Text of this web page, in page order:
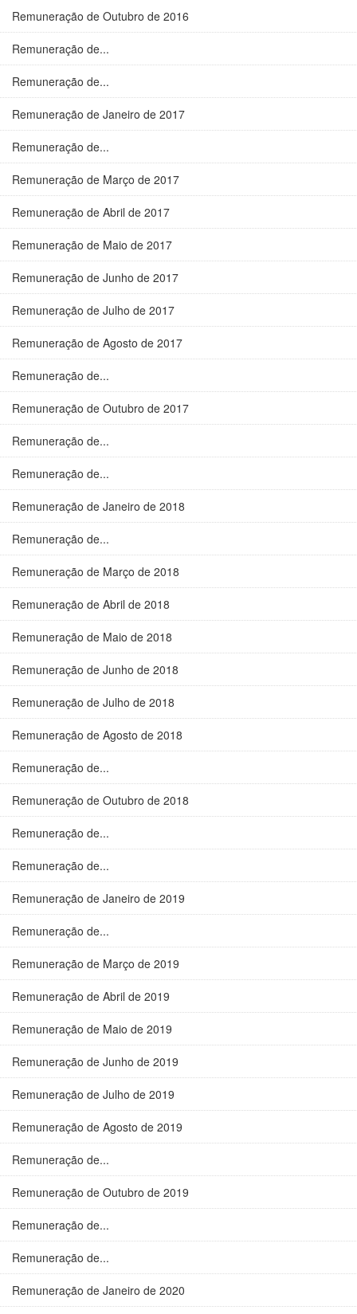
Remuneração de Outubro de 2016
Remuneração de...
Remuneração de...
Remuneração de Janeiro de 2017
Remuneração de...
Remuneração de Março de 2017
Remuneração de Abril de 2017
Remuneração de Maio de 2017
Remuneração de Junho de 2017
Remuneração de Julho de 2017
Remuneração de Agosto de 2017
Remuneração de...
Remuneração de Outubro de 2017
Remuneração de...
Remuneração de...
Remuneração de Janeiro de 2018
Remuneração de...
Remuneração de Março de 2018
Remuneração de Abril de 2018
Remuneração de Maio de 2018
Remuneração de Junho de 2018
Remuneração de Julho de 2018
Remuneração de Agosto de 2018
Remuneração de...
Remuneração de Outubro de 2018
Remuneração de...
Remuneração de...
Remuneração de Janeiro de 2019
Remuneração de...
Remuneração de Março de 2019
Remuneração de Abril de 2019
Remuneração de Maio de 2019
Remuneração de Junho de 2019
Remuneração de Julho de 2019
Remuneração de Agosto de 2019
Remuneração de...
Remuneração de Outubro de 2019
Remuneração de...
Remuneração de...
Remuneração de Janeiro de 2020